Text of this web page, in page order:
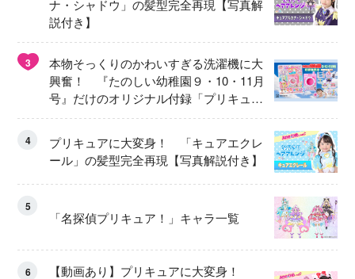
ナ・シャドウ」の髪型完全再現【写真解
説付き】
3
本物そっくりのかわいすぎる洗濯機に大
興奮！ 『たのしい幼稚園９・10・11月
号』だけのオリジナル付録「プリキュ
ア くるくるせんたくき」
4
プリキュアに大変身！ 「キュアエクレ
ール」の髪型完全再現【写真解説付き】
5
「名探偵プリキュア！」キャラ一覧
6
【動画あり】プリキュアに大変身！